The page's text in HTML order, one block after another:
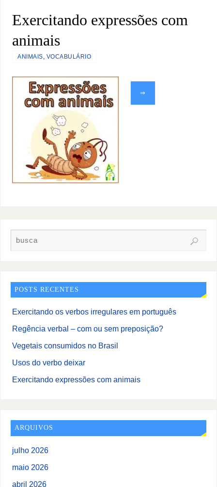
Exercitando expressões com
animais
ANIMAIS, VOCABULÁRIO
⇒
POSTS RECENTES
Exercitando os verbos irregulares em português
Regência verbal – com ou sem preposição?
Vegetais consumidos no Brasil
Usos do verbo deixar
Exercitando expressões com animais
ARQUIVOS
julho 2026
maio 2026
abril 2026